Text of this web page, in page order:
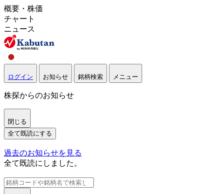
概要・株価
チャート
ニュース
ログイン お知らせ 銘柄検索 メニュー
株探からのお知らせ
閉じる
全て既読にする
過去のお知らせを見る
全て既読にしました。